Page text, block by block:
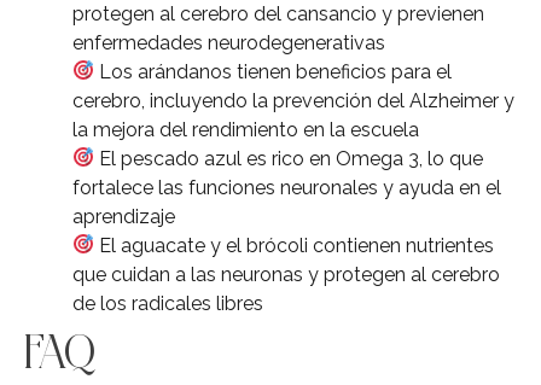
protegen al cerebro del cansancio y previenen
enfermedades neurodegenerativas
Los arándanos tienen beneficios para el
cerebro, incluyendo la prevención del Alzheimer y
la mejora del rendimiento en la escuela
El pescado azul es rico en Omega 3, lo que
fortalece las funciones neuronales y ayuda en el
aprendizaje
El aguacate y el brócoli contienen nutrientes
que cuidan a las neuronas y protegen al cerebro
de los radicales libres
FAQ